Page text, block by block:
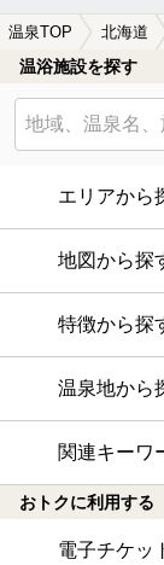
温泉TOP 北海道
温浴施設を探す
エリアから
地図から探
特徴から探
温泉地から
関連キーワ
おトクに利用する
電子チケッ